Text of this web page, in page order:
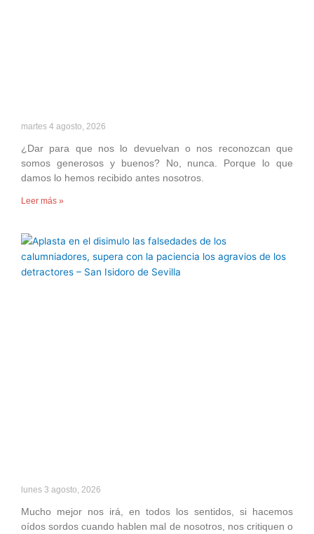
martes 4 agosto, 2026
¿Dar para que nos lo devuelvan o nos reconozcan que
somos generosos y buenos? No, nunca. Porque lo que
damos lo hemos recibido antes nosotros.
Leer más »
lunes 3 agosto, 2026
Mucho mejor nos irá, en todos los sentidos, si hacemos
oídos sordos cuando hablen mal de nosotros, nos critiquen o